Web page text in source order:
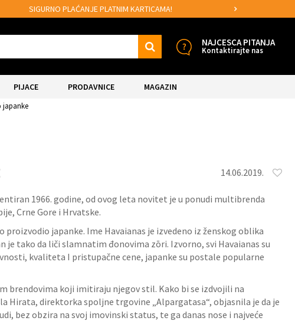
SIGURNO PLAĆANJE PLATNIM KARTICAMA!
NAJCESCA PITANJA
Kontaktirajte nas
PIJACE PRODAVNICE MAGAZIN
japanke
14.06.2019.
1966. godine, od ovog leta novitet je u ponudi multibrenda
Crne Gore i Hrvatske.
japanke. Ime Havaianas je izvedeno iz ženskog oblika
tako da liči slamnatim đonovima zōri. Izvorno, svi Havaianas su
kvaliteta I pristupačne cene, japanke su postale popularne
brendovima koji imitiraju njegov stil. Kako bi se izdvojili na
direktorka spoljne trgovine „Alpargatasa“, objasnila je da je
bez obzira na svoj imovinski status, te ga danas nose i najveće
16.Aug.